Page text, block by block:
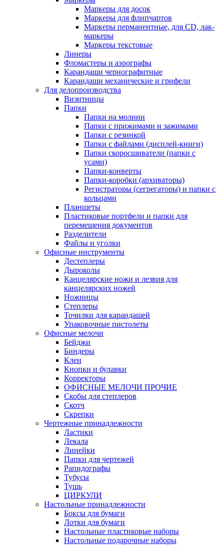
Маркеры для досок
Маркеры для флипчартов
Маркеры перманентные, для CD, лак-
маркеры
Маркеры текстовые
Линеры
Фломастеры и аэрографы
Карандаши чернографитные
Карандаши механические и грифели
Для делопроизводства
Визитницы
Папки
Папки на молнии
Папки с прижимами и зажимами
Папки с резинкой
Папки с файлами (дисплей-книги)
Папки скоросшиватели (папки с
усами)
Папки-конверты
Папки-коробки (архиваторы)
Регистраторы (сегрегаторы) и папки с
кольцами
Планшеты
Пластиковые портфели и папки для
перемещения документов
Разделители
Файлы и уголки
Офисные инструменты
Дестеплеры
Дыроколы
Канцелярские ножи и лезвия для
канцелярских ножей
Ножницы
Степлеры
Точилки для карандашей
Упаковочные пистолеты
Офисные мелочи
Бейджи
Биндеры
Клеи
Кнопки и булавки
Корректоры
ОФИСНЫЕ МЕЛОЧИ ПРОЧИЕ
Скобы для степлеров
Скотч
Скрепки
Чертежные принадлежности
Ластики
Лекала
Линейки
Папки для чертежей
Рапидографы
Тубусы
Тушь
ЦИРКУЛИ
Настольные принадлежности
Боксы для бумаги
Лотки для бумаги
Настольные пластиковые наборы
Настольные подарочные наборы